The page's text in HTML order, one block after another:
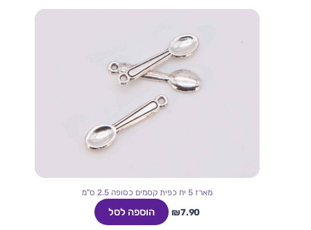
מארז 5 יח כפית קסמים כסופה 2.5 ס"מ
₪7.90 הוספה לסל